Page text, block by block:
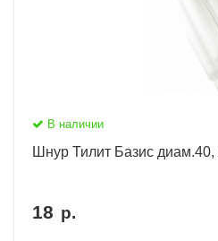
В наличии
Шнур Тилит Базис
18 р.